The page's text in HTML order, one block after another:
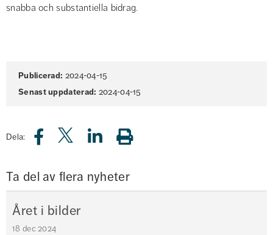
snabba och substantiella bidrag.
Sidinformation
Publicerad: 2024-04-15
Senast uppdaterad: 2024-04-15
Dela:
Ta del av flera nyheter
Året i bilder
18 dec 2024